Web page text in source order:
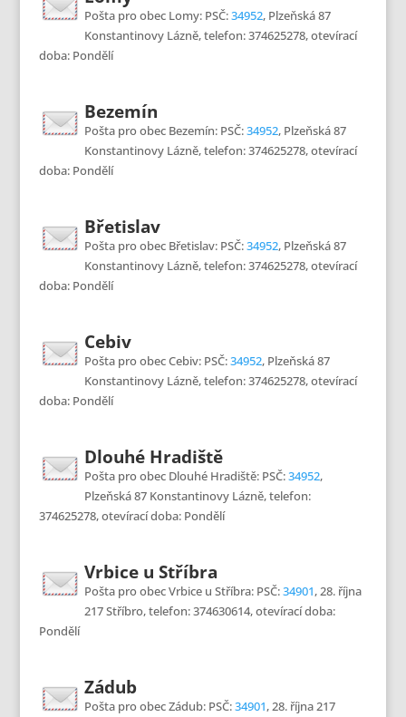
Pošta pro obec Lomy: PSČ:34952, Plzeňská 87
Konstantinovy Lázně, telefon: 374625278, otevírací
doba: Pondělí
Bezemín
Pošta pro obec Bezemín: PSČ:34952, Plzeňská 87
Konstantinovy Lázně, telefon: 374625278, otevírací
doba: Pondělí
Břetislav
Pošta pro obec Břetislav: PSČ:34952, Plzeňská 87
Konstantinovy Lázně, telefon: 374625278, otevírací
doba: Pondělí
Cebiv
Pošta pro obec Cebiv: PSČ:34952, Plzeňská 87
Konstantinovy Lázně, telefon: 374625278, otevírací
doba: Pondělí
Dlouhé Hradiště
Pošta pro obec Dlouhé Hradiště: PSČ:34952,
Plzeňská 87 Konstantinovy Lázně, telefon:
374625278, otevírací doba: Pondělí
Vrbice u Stříbra
Pošta pro obec Vrbice u Stříbra: PSČ:34901, 28. října
217 Stříbro, telefon: 374630614, otevírací doba:
Pondělí
Zádub
Pošta pro obec Zádub: PSČ:34901, 28. října 217